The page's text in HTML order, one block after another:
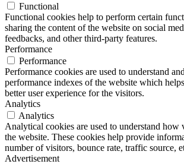
Functional
Functional cookies help to perform certain
sharing the content of the website on social
feedbacks, and other third-party features.
Performance
Performance
Performance cookies are used to understand
performance indexes of the website which
better user experience for the visitors.
Analytics
Analytics
Analytical cookies are used to understand how
the website. These cookies help provide
number of visitors, bounce rate, traffic source,
Advertisement